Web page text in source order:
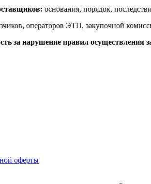
основания, порядок,
операторов ЭТП, закупочной
за нарушение правил осуществления
оферты